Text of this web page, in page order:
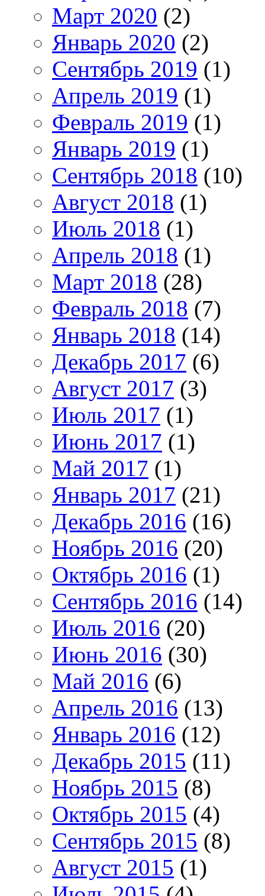
Март 2020 (2)
Январь 2020 (2)
Сентябрь 2019 (1)
Апрель 2019 (1)
Февраль 2019 (1)
Январь 2019 (1)
Сентябрь 2018 (10)
Август 2018 (1)
Июль 2018 (1)
Апрель 2018 (1)
Март 2018 (28)
Февраль 2018 (7)
Январь 2018 (14)
Декабрь 2017 (6)
Август 2017 (3)
Июль 2017 (1)
Июнь 2017 (1)
Май 2017 (1)
Январь 2017 (21)
Декабрь 2016 (16)
Ноябрь 2016 (20)
Октябрь 2016 (1)
Сентябрь 2016 (14)
Июль 2016 (20)
Июнь 2016 (30)
Май 2016 (6)
Апрель 2016 (13)
Январь 2016 (12)
Декабрь 2015 (11)
Ноябрь 2015 (8)
Октябрь 2015 (4)
Сентябрь 2015 (8)
Август 2015 (1)